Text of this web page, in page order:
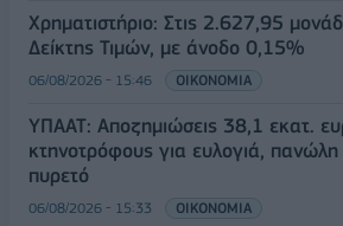
Χρηματιστήριο: Στις 2.627,95
Δείκτης Τιμών, με άνοδο 0,15%
06/08/2026 - 15:46 ΟΙΚΟΝΟΜΙΑ
ΥΠΑΑΤ: Αποζημιώσεις 38,1 εκατ.
κτηνοτρόφους για ευλογιά,
πυρετό
06/08/2026 - 15:33 ΟΙΚΟΝΟΜΙΑ